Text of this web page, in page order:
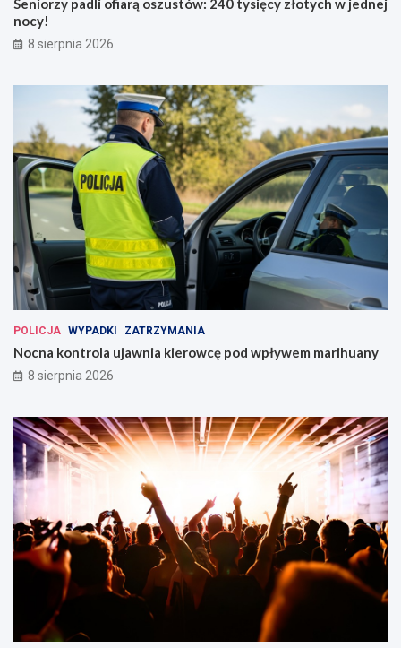
Seniorzy padli ofiarą oszustów: 240 tysięcy złotych w jednej
nocy!
8 sierpnia 2026
POLICJA WYPADKI ZATRZYMANIA
Nocna kontrola ujawnia kierowcę pod wpływem marihuany
8 sierpnia 2026